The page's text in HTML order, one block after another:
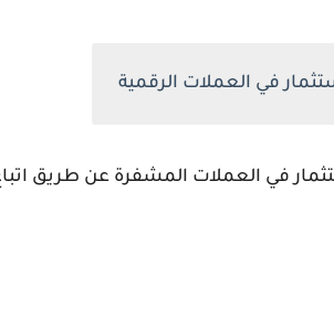
في العملات الرقمية
في العملات المشفرة عن طريق